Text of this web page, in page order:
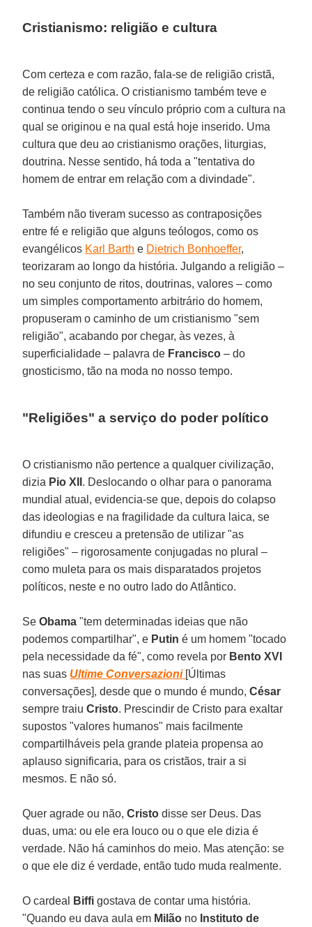
Cristianismo: religião e cultura
Com certeza e com razão, fala-se de religião cristã,
de religião católica. O cristianismo também teve e
continua tendo o seu vínculo próprio com a cultura na
qual se originou e na qual está hoje inserido. Uma
cultura que deu ao cristianismo orações, liturgias,
doutrina. Nesse sentido, há toda a "tentativa do
homem de entrar em relação com a divindade".
Também não tiveram sucesso as contraposições
entre fé e religião que alguns teólogos, como os
evangélicos Karl Barth e Dietrich Bonhoeffer,
teorizaram ao longo da história. Julgando a religião –
no seu conjunto de ritos, doutrinas, valores – como
um simples comportamento arbitrário do homem,
propuseram o caminho de um cristianismo "sem
religião", acabando por chegar, às vezes, à
superficialidade – palavra de Francisco – do
gnosticismo, tão na moda no nosso tempo.
"Religiões" a serviço do poder político
O cristianismo não pertence a qualquer civilização,
dizia Pio XII . Deslocando o olhar para o panorama
mundial atual, evidencia-se que, depois do colapso
das ideologias e na fragilidade da cultura laica, se
difundiu e cresceu a pretensão de utilizar "as
religiões" – rigorosamente conjugadas no plural –
como muleta para os mais disparatados projetos
políticos, neste e no outro lado do Atlântico.
SeObama "tem determinadas ideias que não
podemos compartilhar", e Putin é um homem "tocado
pela necessidade da fé", como revela por Bento XVI
nas suas Ultime Conversazioni [Últimas
conversações], desde que o mundo é mundo,César
sempre traiuCristo. Prescindir de Cristo para exaltar
supostos "valores humanos" mais facilmente
compartilháveis pela grande plateia propensa ao
aplauso significaria, para os cristãos, trair a si
mesmos. E não só.
Quer agrade ou não,Cristo disse ser Deus. Das
duas, uma: ou ele era louco ou o que ele dizia é
verdade. Não há caminhos do meio. Mas atenção: se
o que ele diz é verdade, então tudo muda realmente.
O cardeal Biffi gostava de contar uma história.
"Quando eu dava aula em Milão no Instituto de